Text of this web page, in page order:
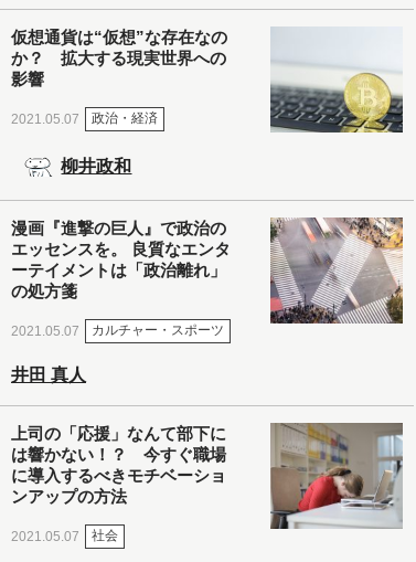
仮想通貨は“仮想”な存在なの
か？ 拡大する現実世界への
影響
2021.05.07 政治・経済
柳井政和
漫画『進撃の巨人』で政治の
エッセンスを。 良質なエンタ
ーテイメントは「政治離れ」
の処方箋
2021.05.07 カルチャー・スポーツ
井田 真人
上司の「応援」なんて部下に
は響かない！？ 今すぐ職場
に導入するべきモチベーショ
ンアップの方法
2021.05.07 社会